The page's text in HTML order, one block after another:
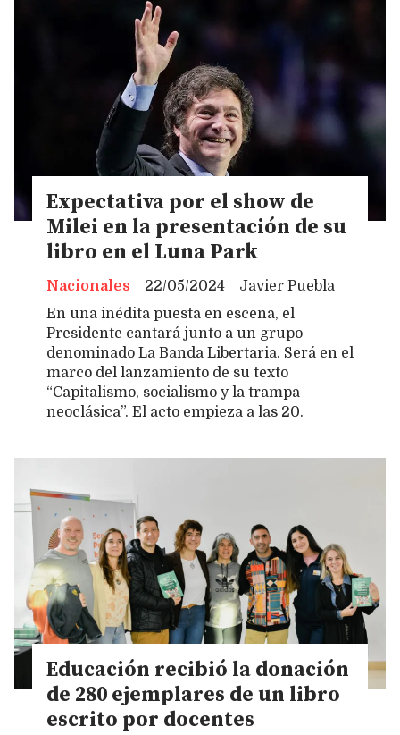
Expectativa por el show de
Milei en la presentación de su
libro en el Luna Park
Javier Puebla
Nacionales
22/05/2024
En una inédita puesta en escena, el
Presidente cantará junto a un grupo
denominado La Banda Libertaria. Será en el
marco del lanzamiento de su texto
“Capitalismo, socialismo y la trampa
neoclásica”. El acto empieza a las 20.
Educación recibió la donación
de 280 ejemplares de un libro
escrito por docentes